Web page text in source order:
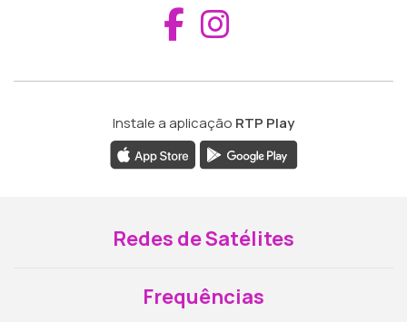
Aceder ao
Instale a aplicação RTP Play
Redes de Satélites
Frequências